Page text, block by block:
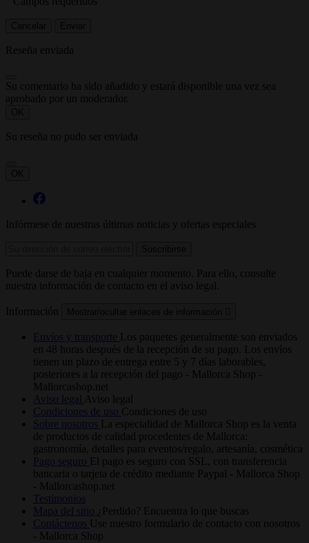
Reseña enviada
Su comentario ha sido añadido y estará disponible una vez sea
aprobado por un moderador.
Su reseña no pudo ser enviada
Infórmese de nuestras últimas noticias y ofertas especiales
Puede darse de baja en cualquier momento. Para ello, consulte
nuestra información de contacto en el aviso legal.
Información
Envíos y transporte Los paquetes generalmente son enviados
en 48 horas después de la recepción de su pago. Los envíos
tienen un plazo de entrega entre 5 y 7 días laborables,
posteriores a la recepción del pago - Mallorca Shop -
Mallorcashop.net
Aviso legal
Aviso legal
Condiciones de uso Condiciones de uso
Sobre nosotros La especialidad de Mallorca Shop es la venta
de productos de calidad procedentes de Mallorca:
gastronomía, detalles para eventos/regalo, artesanía, cosmética
Pago seguro El pago es seguro con SSL, con transferencia
bancaria o tarjeta de crédito mediante Paypal - Mallorca Shop
- Mallorcashop.net
Testimonios
Mapa del sitio
¿Perdido? Encuentra lo que buscas
Contáctenos Use nuestro formulario de contacto con nosotros
- Mallorca Shop